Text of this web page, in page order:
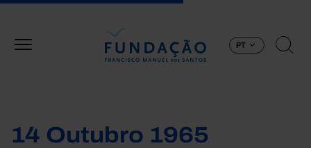
PT
14 Outubro 1965